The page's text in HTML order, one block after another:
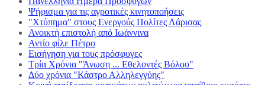
Ψήφισμα για τις αγροτικές κινητοποήσεις
"Χτύπημα" στους Ενεργούς Πολίτες Λάρισας
Ανοικτή επιστολή από Ιωάννινα
Αντίο φίλε Πέτρο
Εισήγηση για τους πρόσφυγες
Τρία Χρόνια "Άνωση ... Εθελοντές Βόλου"
Δύο χρόνια "Κάστρο Αλληλεγγύης"